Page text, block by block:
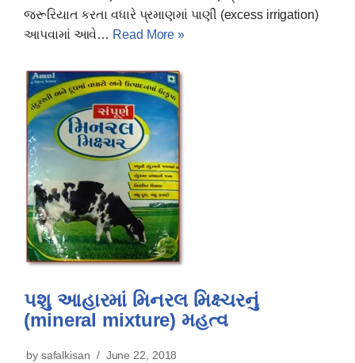
જરૂરિયાત કરતા વધારે પ્રમાણમાં પાણી (excess irrigation)
આપવામાં આવે… Read More »
પશુ આહારમાં મિનરલ મિક્ષ્ચરનું
(mineral mixture) મહત્વ
by safalkisan June 22, 2018